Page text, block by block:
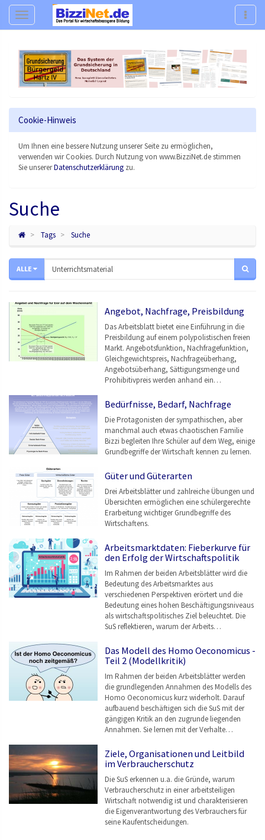
Navigation
Cookie-Hinweis
Um Ihnen eine bessere Nutzung unserer Seite zu ermöglichen,
verwenden wir Cookies. Durch Nutzung von www.BizziNet.de stimmen
Sie unsererDatenschutzerklärung zu.
Suche
Tags Suche
ALLE
Angebot, Nachfrage, Preisbildung
Das Arbeitsblatt bietet eine Einführung in die
Preisbildung auf einem polypolistischen freien
Markt. Angebotsfunktion, Nachfragefunktion,
Gleichgewichtspreis, Nachfrageüberhang,
Angebotsüberhang, Sättigungsmenge und
Prohibitivpreis werden anhand ein…
Bedürfnisse, Bedarf, Nachfrage
Die Protagonisten der sympathischen, aber
manchmal auch etwas chaotischen Familie
Bizzi begleiten Ihre Schüler auf dem Weg, einige
Grundbegriffe der Wirtschaft kennen zu lernen.
Güter und Güterarten
Drei Arbeitsblätter und zahlreiche Übungen und
Übersichten ermöglichen eine schülergerechte
Erarbeitung wichtiger Grundbegriffe des
Wirtschaftens.
Arbeitsmarktdaten: Fieberkurve für
den Erfolg der Wirtschaftspolitik
Im Rahmen der beiden Arbeitsblätter wird die
Bedeutung des Arbeitsmarktes aus
verschiedenen Perspektiven erörtert und die
Bedeutung eines hohen Beschäftigungsniveaus
als wirtschaftspolitisches Ziel beleuchtet. Die
SuS reflektieren, warum der Arbeits…
Das Modell des Homo Oeconomicus -
Teil 2 (Modellkritik)
Im Rahmen der beiden Arbeitsblätter werden
die grundlegenden Annahmen des Modells des
Homo Oeconomicus kurz widerholt. Darauf
aufbauend beschäftigen sich die SuS mit der
gängigen Kritik an den zugrunde liegenden
Annahmen. Sie lernen mit der Verhalte…
Ziele, Organisationen und Leitbild
im Verbraucherschutz
Die SuS erkennen u.a. die Gründe, warum
Verbraucherschutz in einer arbeitsteiligen
Wirtschaft notwendig ist und charakterisieren
die Eigenverantwortung des Verbrauchers für
seine Kaufentscheidungen.